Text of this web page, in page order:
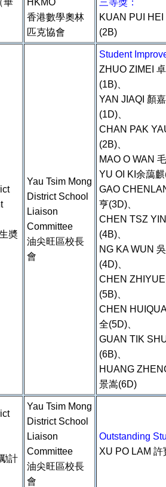
華
HKMO
香港數學奧林
匹克協會
三等獎：
KUAN PUI
(2B)
奬
Yau Tsim Mong
District School
Liaison
Committee
油尖旺區校長
會
Student
ZHUO ZIMEI
(1B)、
YAN JIAQI 顏
(1D)、
CHAN PAK
(2B)、
MAO O WAN
YU OI KI余藹
GAO
亨(3D)、
CHEN TSZ
(4B)、
NG KA WUN
(4D)、
CHEN
(5B)、
CHEN
全(5D)、
GUAN TIK
(6B)、
HUANG
景嵩(6D)
計
Yau Tsim Mong
District School
Liaison
Committee
油尖旺區校長
會
Outstanding
XU PO LAM 許